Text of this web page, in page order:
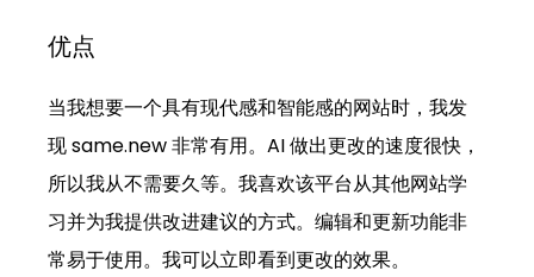
优点
当我想要一个具有现代感和智能感的网站时，我发
现 same.new 非常有用。AI 做出更改的速度很快，
所以我从不需要久等。我喜欢该平台从其他网站学
习并为我提供改进建议的方式。编辑和更新功能非
常易于使用。我可以立即看到更改的效果。